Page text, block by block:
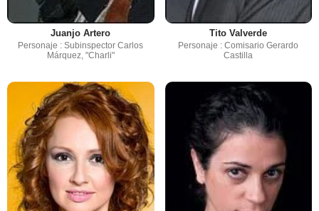
Juanjo Artero
Personaje : Subinspector Carlos
Márquez, "Charli"
Tito Valverde
Personaje : Comisario Gerardo
Castilla